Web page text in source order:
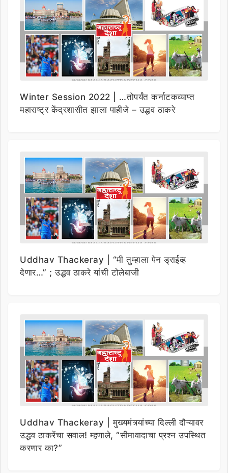
Winter Session 2022 | …तोपर्यंत कर्नाटकव्याप्त
महाराष्ट्र केंद्रशासीत झाला पाहीजे – उद्धव ठाकरे
Uddhav Thackeray | “मी तुम्हाला पेन ड्राईव्ह
देणार…” ; उद्धव ठाकरे यांची टोलेबाजी
Uddhav Thackeray | मुख्यमंत्र्यांच्या दिल्ली दौऱ्यावर
उद्धव ठाकरेंचा सवाल! म्हणाले, “सीमावादाचा प्रश्न उपस्थित
करणार का?”